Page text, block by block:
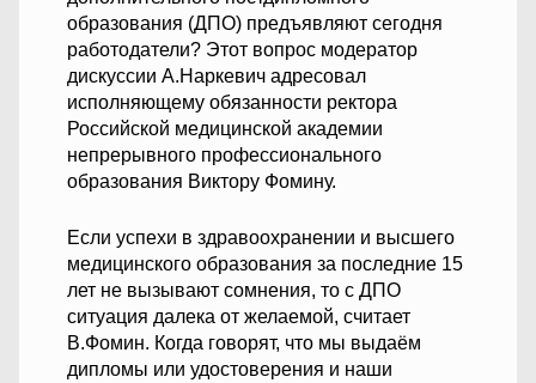
образования (ДПО) предъявляют сегодня
работодатели? Этот вопрос модератор
дискуссии А.Наркевич адресовал
исполняющему обязанности ректора
Российской медицинской академии
непрерывного профессионального
образования Виктору Фомину.
Если успехи в здравоохранении и высшего
медицинского образования за последние 15
лет не вызывают сомнения, то с ДПО
ситуация далека от желаемой, считает
В.Фомин. Когда говорят, что мы выдаём
дипломы или удостоверения и наши